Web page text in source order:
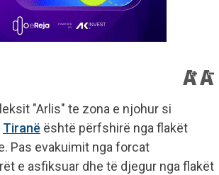
"Arlis" te zona e njohur si
Tiranë është përfshirë nga flakët
Pas evakuimit nga forcat
e asfiksuar dhe të djegur nga flakët